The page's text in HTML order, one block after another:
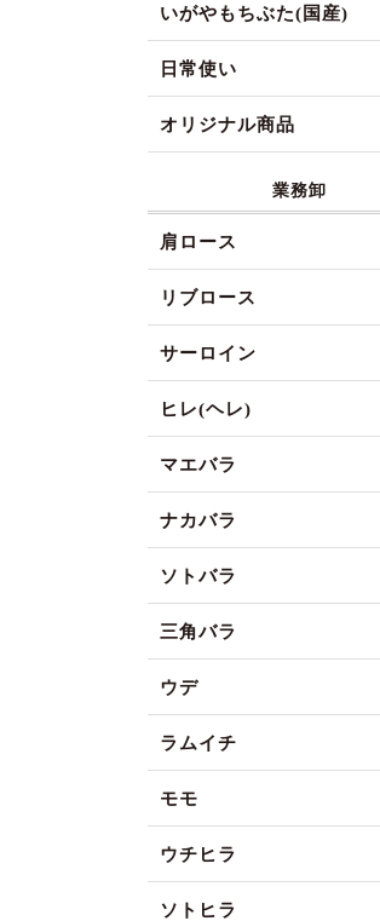
いがやもちぶた(国産)
日常使い
オリジナル商品
業務卸
肩ロース
リブロース
サーロイン
ヒレ(ヘレ)
マエバラ
ナカバラ
ソトバラ
三角バラ
ウデ
ラムイチ
モモ
ウチヒラ
ソトヒラ